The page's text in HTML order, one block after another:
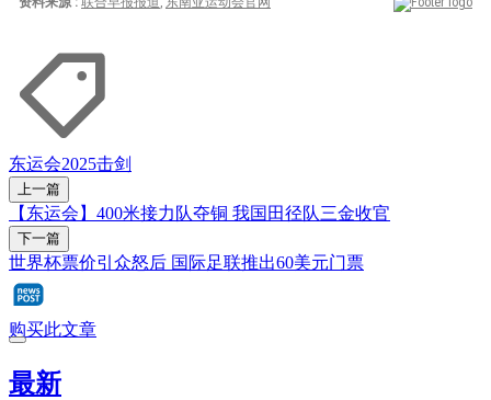
东运会2025击剑
上一篇
【东运会】400米接力队夺铜 我国田径队三金收官
下一篇
世界杯票价引众怒后 国际足联推出60美元门票
购买此文章
最新